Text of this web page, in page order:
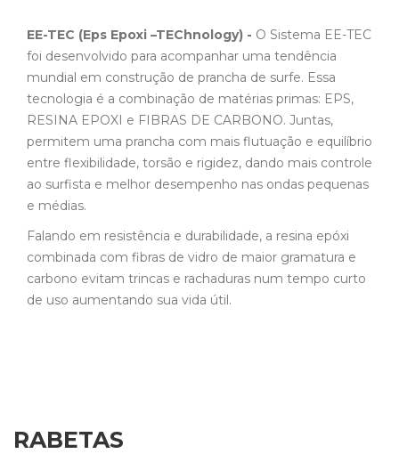
EE-TEC (Eps Epoxi –TEChnology) - O Sistema EE-TEC
foi desenvolvido para acompanhar uma tendência
mundial em construção de prancha de surfe. Essa
tecnologia é a combinação de matérias primas: EPS,
RESINA EPOXI e FIBRAS DE CARBONO. Juntas,
permitem uma prancha com mais flutuação e equilíbrio
entre flexibilidade, torsão e rigidez, dando mais controle
ao surfista e melhor desempenho nas ondas pequenas
e médias.
Falando em resistência e durabilidade, a resina epóxi
combinada com fibras de vidro de maior gramatura e
carbono evitam trincas e rachaduras num tempo curto
de uso aumentando sua vida útil.
RABETAS